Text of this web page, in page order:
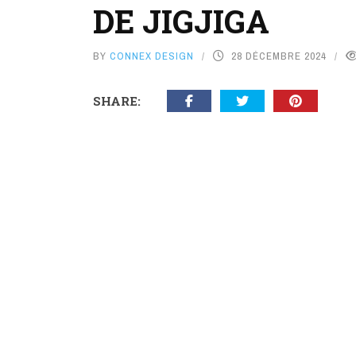
DE JIGJIGA
BY CONNEX DESIGN 28 DÉCEMBRE 2024
SHARE: